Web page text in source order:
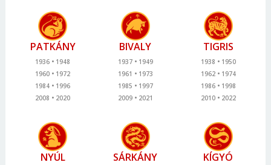
PATKÁNY
1936
1948
1960
1972
1984
1996
2008
2020
BIVALY
1937
1949
1961
1973
1985
1997
2009
2021
TIGRIS
1938
1950
1962
1974
1986
1998
2010
2022
NYÚL SÁRKÁNY KÍGYÓ